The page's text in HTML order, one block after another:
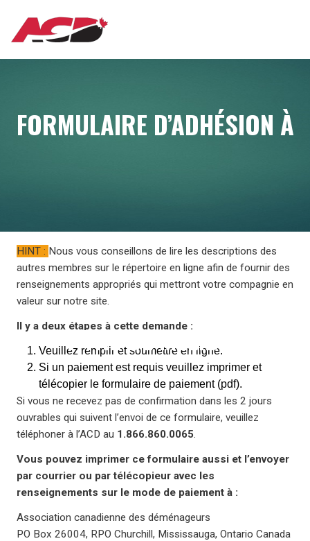
FORMULAIRE D’ADHÉSION À
TITRE DE MEMBRE
HINT : Nous vous conseillons de lire les descriptions des
autres membres sur le répertoire en ligne afin de fournir des
renseignements appropriés qui mettront votre compagnie en
valeur sur notre site.
Il y a deux étapes à cette demande :
Veuillez remplir et soumettre en ligne.
Si un paiement est requis veuillez imprimer et
télécopier le formulaire de paiement (pdf).
Si vous ne recevez pas de confirmation dans les 2 jours
ouvrables qui suivent l’envoi de ce formulaire, veuillez
téléphoner à l’ACD au 1.866.860.0065.
Vous pouvez imprimer ce formulaire aussi et l’envoyer
par courrier ou par télécopieur avec les
renseignements sur le mode de paiement à :
Association canadienne des déménageurs
PO Box 26004, RPO Churchill, Mississauga, Ontario Canada